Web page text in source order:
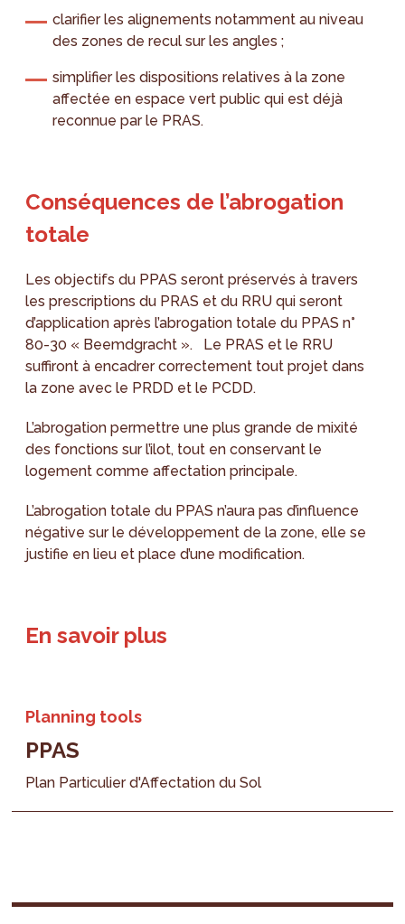
clarifier les alignements notamment au niveau
des zones de recul sur les angles ;
simplifier les dispositions relatives à la zone
affectée en espace vert public qui est déjà
reconnue par le PRAS.
Conséquences de l’abrogation
totale
Les objectifs du PPAS seront préservés à travers
les prescriptions du PRAS et du RRU qui seront
d’application après l’abrogation totale du PPAS n°
80-30 « Beemdgracht ». Le PRAS et le RRU
suffiront à encadrer correctement tout projet dans
la zone avec le PRDD et le PCDD.
L’abrogation permettre une plus grande de mixité
des fonctions sur l’ilot, tout en conservant le
logement comme affectation principale.
L’abrogation totale du PPAS n’aura pas d’influence
négative sur le développement de la zone, elle se
justifie en lieu et place d’une modification.
En savoir plus
Planning tools
PPAS
Plan Particulier d'Affectation du Sol